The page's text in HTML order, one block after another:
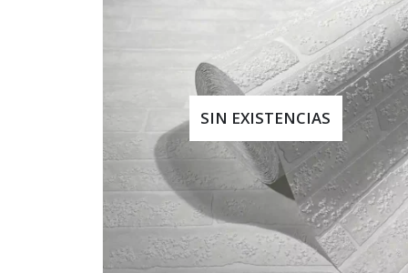
SIN EXISTENCIAS